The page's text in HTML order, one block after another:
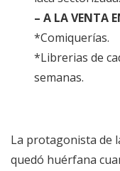
– A LA VENTA
*Comiquerías.
*Librerias de
semanas.
La protagonista de
quedó huérfana